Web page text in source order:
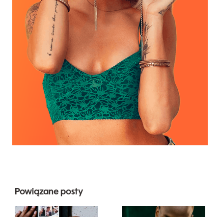
Powiązane posty
Najlepsze
Top 17